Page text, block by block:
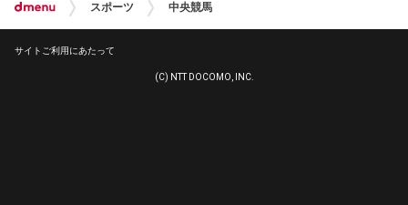
スポーツ 中央競馬
サイトご利用にあたって
(C) NTT DOCOMO, INC.